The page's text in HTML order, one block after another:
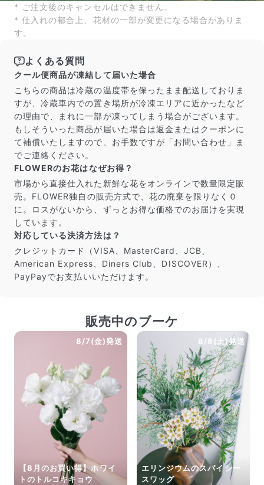
* ご注文後のキャンセルはできません。
* 仕入れの都合上、花材の一部が変更になる場合がありま
す。
よくある質問
クール便商品が凍結して届いた場合
こちらの商品は冷蔵の温度帯を保ったまま配送しておりま
すが、冷蔵車内での置き場所が冷凍エリアに近かったなど
の理由で、まれに一部が凍ってしまう場合がございます。
もしそういった商品が届いた場合は返金またはクーポンに
て補償いたしますので、お手数ですが「お問い合わせ」ま
でご連絡ください。
FLOWERのお花はなぜお得？
市場から直接仕入れた新鮮な花をオンラインで数量限定販
売。FLOWER独自の販売方式で、花の廃棄を限りなく０
に。ロスがないから、ずっとお得な価格でのお届けを実現
しています。
対応している決済方法は？
クレジットカード（VISA、MasterCard、JCB、
American Express、Diners Club、DISCOVER）、
PayPayでお支払いいただけます。
販売中のブーケ
8/7(金)発送
【8月のお買い得】ホワイ
トのトルコキキョウ
8/8(土)発送
エリンジウムのスパイシー
スワッグ